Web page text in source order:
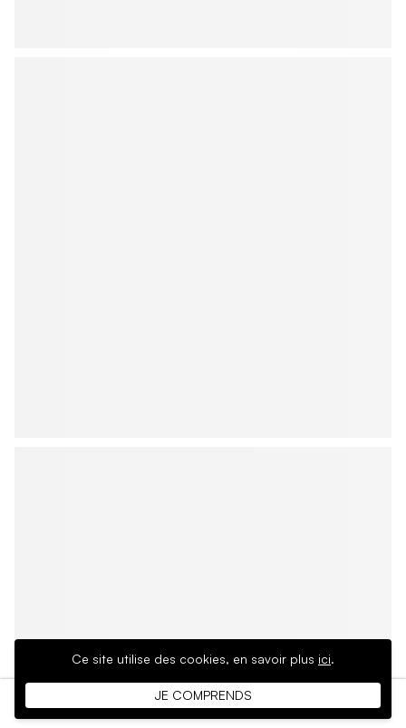
Ce site utilise des cookies, en savoir plus ici.
JE COMPRENDS